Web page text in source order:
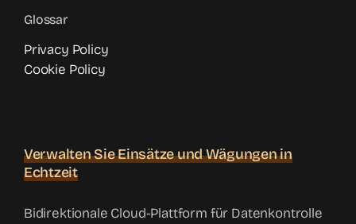
Glossar
Privacy Policy
Cookie Policy
Verwalten Sie Einsätze und Wägungen in
Echtzeit
Bidirektionale Cloud-Plattform für Datenkontrolle